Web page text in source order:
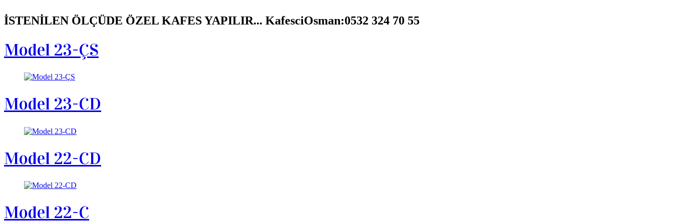
İSTENİLEN ÖLÇÜDE ÖZEL KAFES YAPILIR... KafesciOsman:0532 324 70 55
Model 23-ÇS
Model 23-CD
Model 22-CD
Model 22-C